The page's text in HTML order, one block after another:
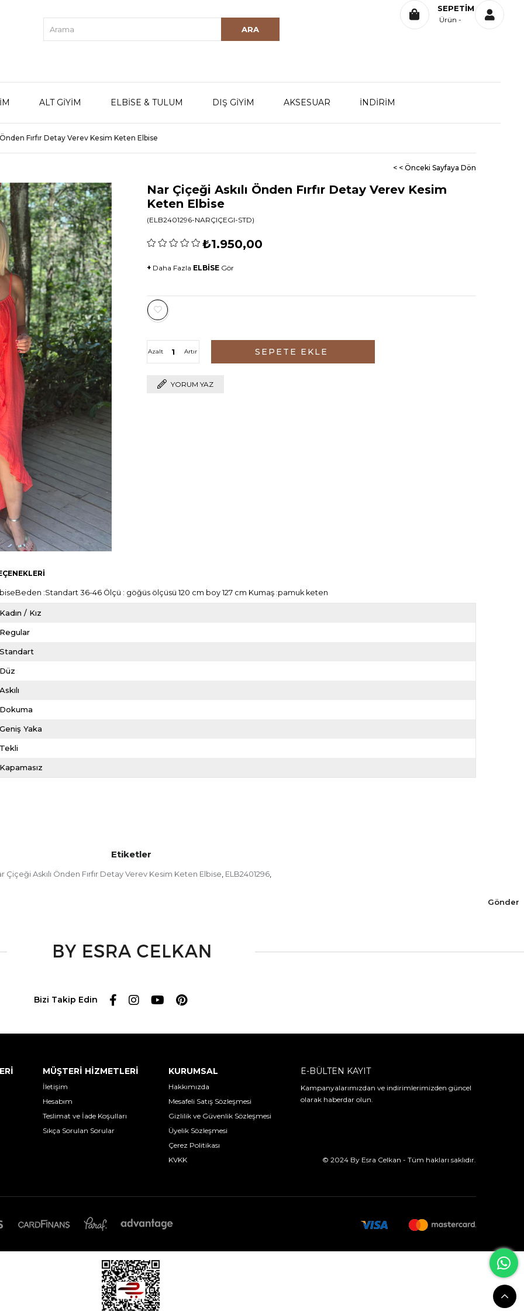
SEPETIM
Ürün
ALT GİYİM ELBİSE & TULUM DIŞ GİYİM AKSESUAR İNDİRİM
Önden Fırfır Detay Verev Kesim Keten Elbise
< < Önceki Sayfaya Dön
Nar Çiçeği Askılı Önden Fırfır Detay Verev Kesim
Keten Elbise
(ELB2401296-NARÇIÇEGI-STD)
₺1.950,00
+ Daha Fazla ELBİSE Gör
Artır
Azalt
YORUM YAZ
:Standart 36-46 Ölçü : göğüs ölçüsü 120 cm boy 127 cm Kumaş :pamuk keten
Kadın / Kız
Regular
Standart
Düz
Askılı
Dokuma
Geniş Yaka
Tekli
Kapamasız
Etiketler
Çiçeği Askılı Önden Fırfır Detay Verev Kesim Keten Elbise, ELB2401296,
Gönder
Bizi Takip Edin
MÜŞTERİ HİZMETLERİ
İletişim
Hesabım
Teslimat ve İade Koşulları
Sıkça Sorulan Sorular
KURUMSAL
Hakkımızda
Mesafeli Satış Sözleşmesi
Gizlilik ve Güvenlik Sözleşmesi
Üyelik Sözleşmesi
Çerez Politikası
KVKK
E-BÜLTEN KAYIT
Kampanyalarımızdan ve indirimlerimizden güncel
olarak haberdar olun.
© 2024 By Esra Celkan - Tüm hakları saklıdır.